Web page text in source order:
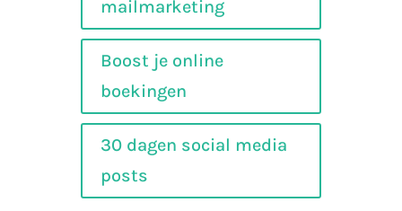
mailmarketing
Boost je online
boekingen
30 dagen social media
posts